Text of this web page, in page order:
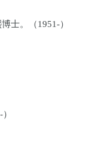
士。（1951-）